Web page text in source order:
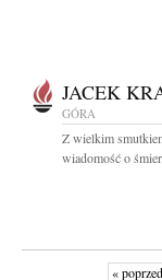
JACEK
GÓRA
Z wielkim
wiadomość o
«